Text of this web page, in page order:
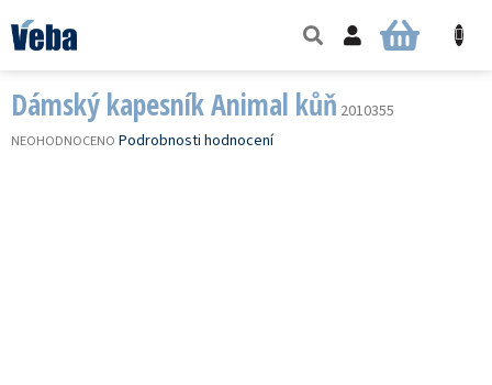
na
obsah
NÁKUPNÍ
Dámský kapesník Animal kůň 2010355
PRŮMĚRNÉ
NEOHODNOCENO Podrobnosti hodnocení